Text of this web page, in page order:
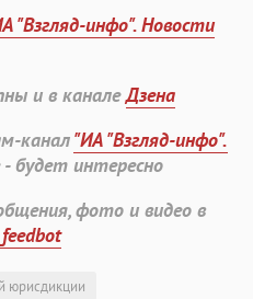
"Взгляд-инфо". Новости
и в каналеДзена
канал"ИА "Взгляд-инфо".
будет интересно
фото и видео в
юрисдикции